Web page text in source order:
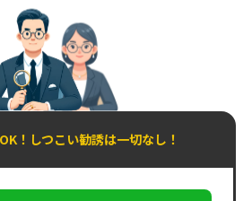
！しつこい勧誘は一切なし！